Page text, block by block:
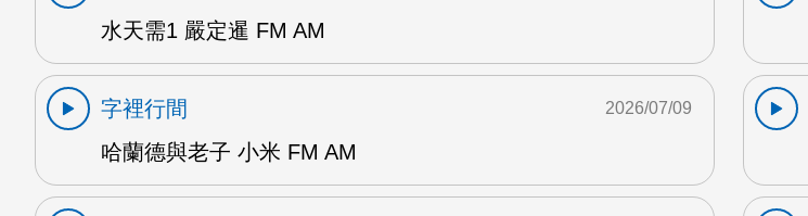
水天需1 嚴定暹 FM AM
字裡行間
哈蘭德與老子 小米 FM AM
2026/07/09